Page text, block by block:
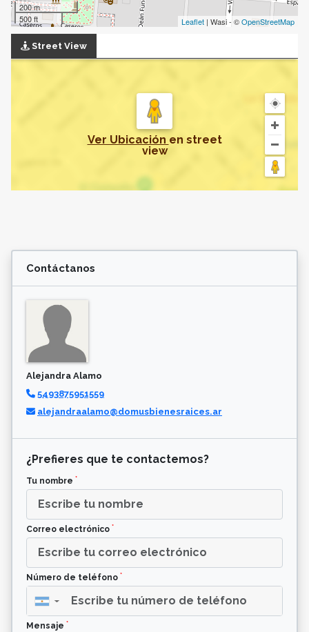
200 m
500 ft
Leaflet | Wasi - ©OpenStreetMap
Street View
Ver Ubicación en street
view
Contáctanos
Alejandra Alamo
5493875951559
alejandraalamo@domusbienesraices.ar
¿Prefieres que te contactemos?
Tu nombre *
Correo electrónico *
Número de teléfono *
▼
Mensaje *